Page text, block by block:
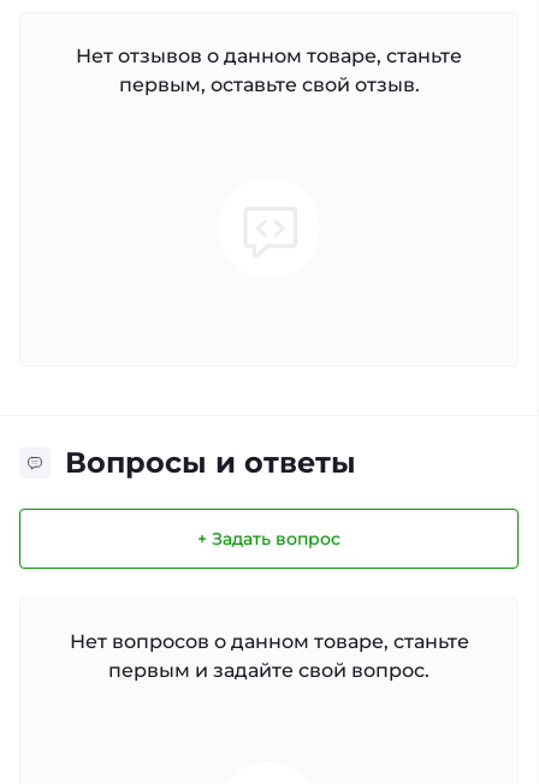
Нет отзывов о данном товаре, станьте
первым, оставьте свой отзыв.
Вопросы и ответы
+ Задать вопрос
Нет вопросов о данном товаре, станьте
первым и задайте свой вопрос.